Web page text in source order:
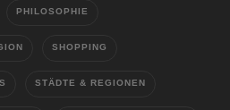
PHILOSOPHIE
SHOPPING
STÄDTE & REGIONEN